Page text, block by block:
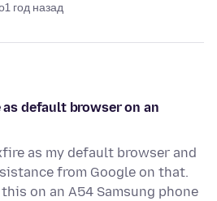
1 год назад
default browser on an
as my default browser and
from Google on that.
on an A54 Samsung phone